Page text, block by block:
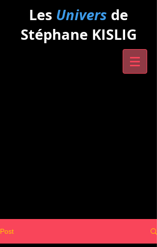
Les Univers de
Stéphane KISLIG
Post